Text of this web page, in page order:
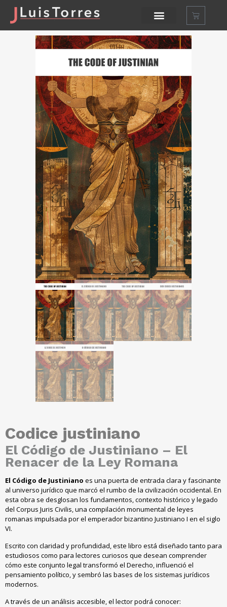
Codice justiniano
El Código de Justiniano – El
Renacer de la Ley Romana
El Código de Justiniano es una puerta de entrada clara y fascinante
al universo jurídico que marcó el rumbo de la civilización occidental. En
esta obra se desglosan los fundamentos,contexto histórico y legado
del Corpus Juris Civilis,una compilación monumental de leyes
romanas impulsada por el emperador bizantino Justiniano I en el siglo
VI.
Escrito con claridad y profundidad,este libro está diseñado tanto para
estudiosos como para lectores curiosos que desean comprender
cómo este conjunto legal transformó el Derecho,influenció el
pensamiento político,y sembró las bases de los sistemas jurídicos
modernos.
A través de un análisis accesible,el lector podrá conocer: